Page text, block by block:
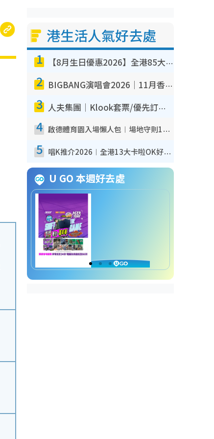
港生活人氣好去處
1 【8月生日優惠2026】全港85大食買玩著數攻略 自助餐/火鍋放題同行免費＋誠品/DONKI送現金券
2 BIGBANG演唱會2026｜11月香港啟德開3場！實名制VIP申請、優先購票攻略
3 人夫集團｜Klook套票/優先訂票/公開發售搶飛攻略！附票價.購票連結.場地座位表
4 啟德體育園入場懶人包︱場地守則12違禁品不可進場准帶細水樽但全場禁樽蓋！應援牌有限制！
5 唱K推介2026︱全港13大卡啦OK好去處！最平$36起 日文K都有！(附地址+收費詳情)
U GO 本週好去處